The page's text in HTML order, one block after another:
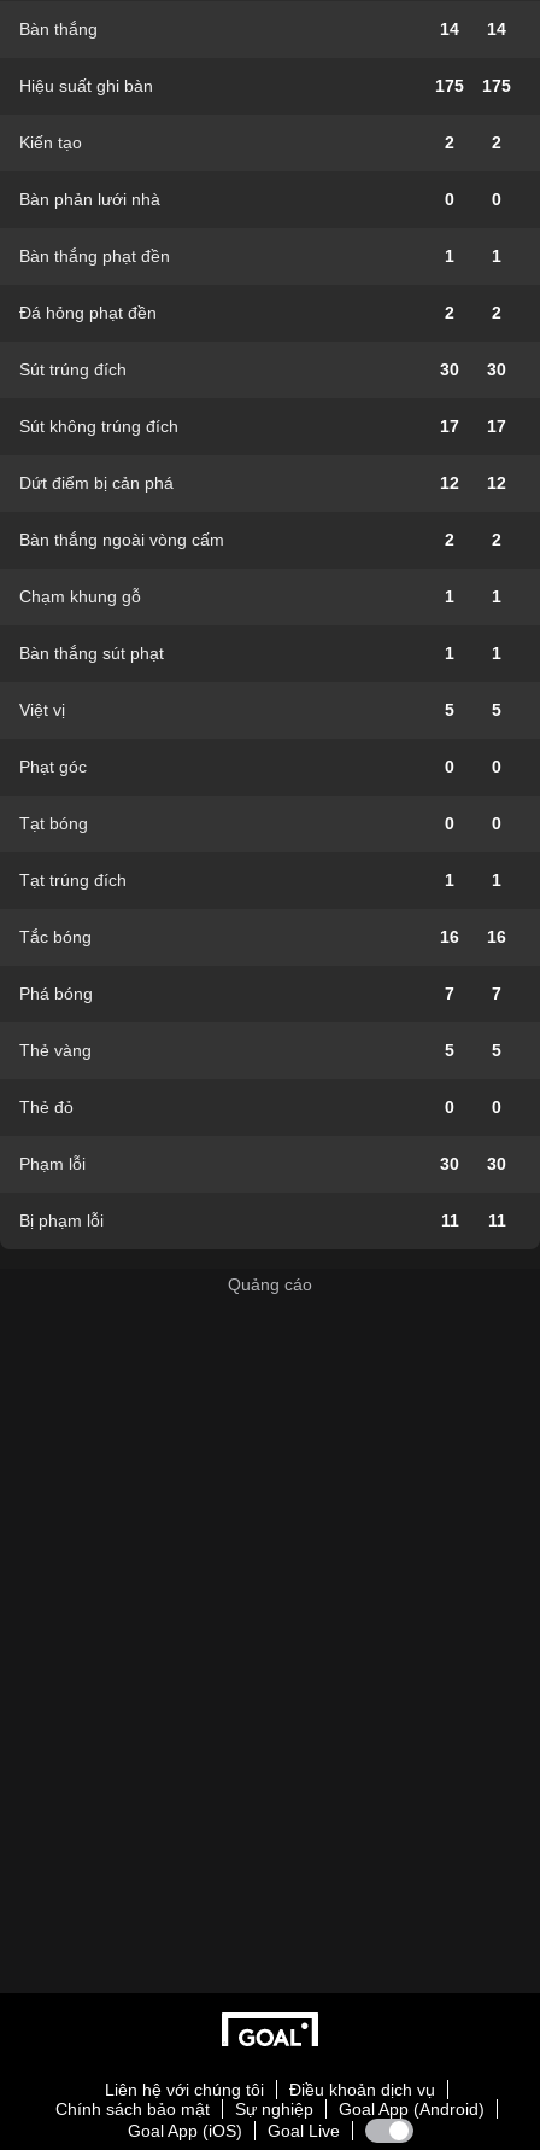
Bàn thắng 14 14
Hiệu suất ghi bàn 175 175
Kiến tạo 2 2
Bàn phản lưới nhà 0 0
Bàn thắng phạt đền 1 1
Đá hỏng phạt đền 2 2
Sút trúng đích 30 30
Sút không trúng đích 17 17
Dứt điểm bị cản phá 12 12
Bàn thắng ngoài vòng cấm 2 2
Chạm khung gỗ 1 1
Bàn thắng sút phạt 1 1
Việt vị 5 5
Phạt góc 0 0
Tạt bóng 0 0
Tạt trúng đích 1 1
Tắc bóng 16 16
Phá bóng 7 7
Thẻ vàng 5 5
Thẻ đỏ 0 0
Phạm lỗi 30 30
Bị phạm lỗi 11 11
Liên hệ với chúng tôi
Điều khoản dịch vụ
Chính sách bảo mật
Sự nghiệp
Goal App (Android)
Goal App (iOS)
Goal Live